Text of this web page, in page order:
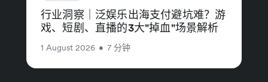
行业洞察｜泛娱乐出海支付避坑难？游
戏、短剧、直播的3大"掉血"场景解析
1 August 2026 • 7 分钟